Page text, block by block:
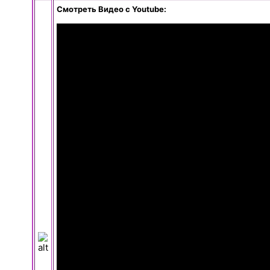
Смотреть Видео с Youtube: